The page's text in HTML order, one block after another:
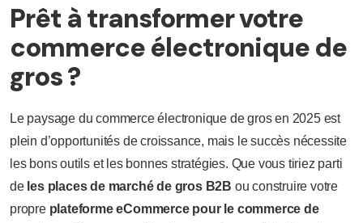
Prêt à transformer votre
commerce électronique de
gros ?
Le paysage du commerce électronique de gros en 2025 est
plein d’opportunités de croissance, mais le succès nécessite
les bons outils et les bonnes stratégies. Que vous tiriez parti
de les places de marché de gros B2B ou construire votre
propre plateforme eCommerce pour le commerce de